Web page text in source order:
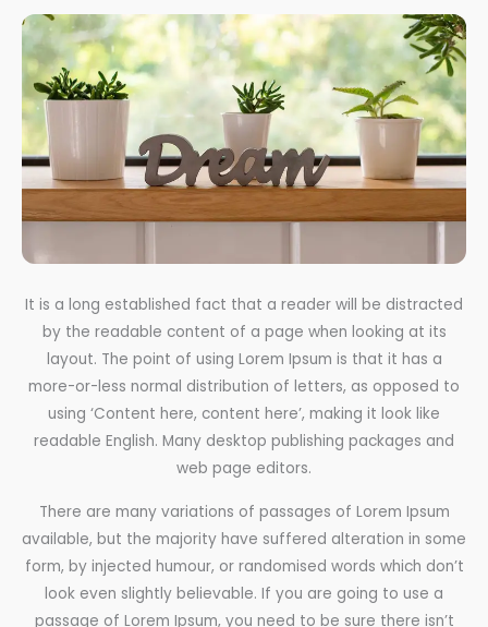
It is a long established fact that a reader will be distracted
by the readable content of a page when looking at its
layout. The point of using Lorem Ipsum is that it has a
more-or-less normal distribution of letters, as opposed to
using ‘Content here, content here’, making it look like
readable English. Many desktop publishing packages and
web page editors.
There are many variations of passages of Lorem Ipsum
available, but the majority have suffered alteration in some
form, by injected humour, or randomised words which don’t
look even slightly believable. If you are going to use a
passage of Lorem Ipsum, you need to be sure there isn’t